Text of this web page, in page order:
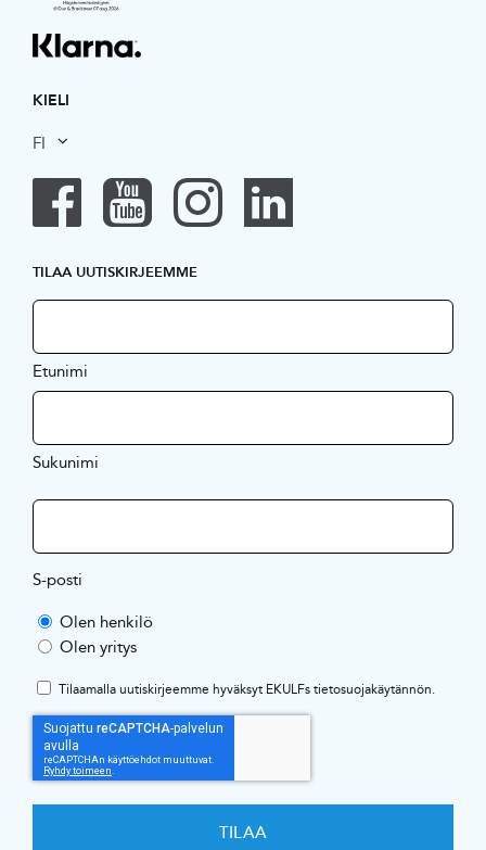
KIELI
FI
TILAA UUTISKIRJEEMME
Etunimi
Sukunimi
S-posti
Olen henkilö
Olen yritys
Tilaamalla uutiskirjeemme hyväksyt EKULFstietosuojakäytännön.